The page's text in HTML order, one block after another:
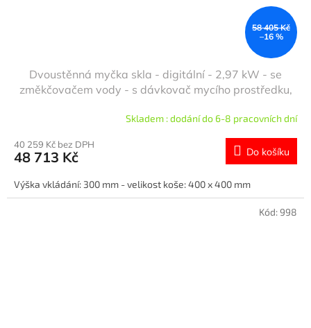
58 405 Kč
–16 %
Dvoustěnná myčka skla - digitální - 2,97 kW - se
změkčovačem vody - s dávkovač mycího prostředku,
Skladem : dodání do 6-8 pracovních dní
40 259 Kč bez DPH
48 713 Kč Do košíku
Výška vkládání: 300 mm - velikost koše: 400 x 400 mm
Kód:998